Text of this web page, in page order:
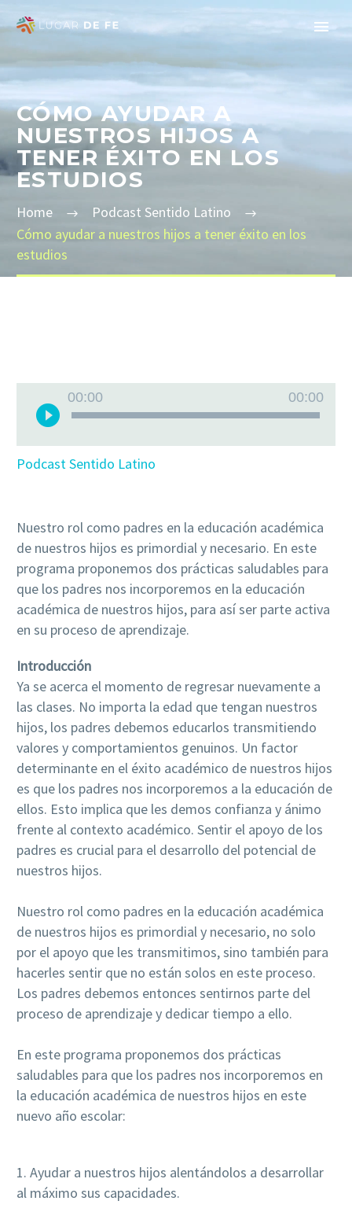
CÓMO AYUDAR A
NUESTROS HIJOS A
TENER ÉXITO EN LOS
ESTUDIOS
Home
Podcast Sentido Latino
Cómo ayudar a nuestros hijos a tener éxito en los
estudios
Player
00:00 00:00
Podcast Sentido Latino
Nuestro rol como padres en la educación académica
de nuestros hijos es primordial y necesario. En este
programa proponemos dos prácticas saludables para
que los padres nos incorporemos en la educación
académica de nuestros hijos, para así ser parte activa
en su proceso de aprendizaje.
Introducción
Ya se acerca el momento de regresar nuevamente a
las clases. No importa la edad que tengan nuestros
hijos, los padres debemos educarlos transmitiendo
valores y comportamientos genuinos. Un factor
determinante en el éxito académico de nuestros hijos
es que los padres nos incorporemos a la educación de
ellos. Esto implica que les demos confianza y ánimo
frente al contexto académico. Sentir el apoyo de los
padres es crucial para el desarrollo del potencial de
nuestros hijos.
Nuestro rol como padres en la educación académica
de nuestros hijos es primordial y necesario, no solo
por el apoyo que les transmitimos, sino también para
hacerles sentir que no están solos en este proceso.
Los padres debemos entonces sentirnos parte del
proceso de aprendizaje y dedicar tiempo a ello.
En este programa proponemos dos prácticas
saludables para que los padres nos incorporemos en
la educación académica de nuestros hijos en este
nuevo año escolar:
1. Ayudar a nuestros hijos alentándolos a desarrollar
al máximo sus capacidades.